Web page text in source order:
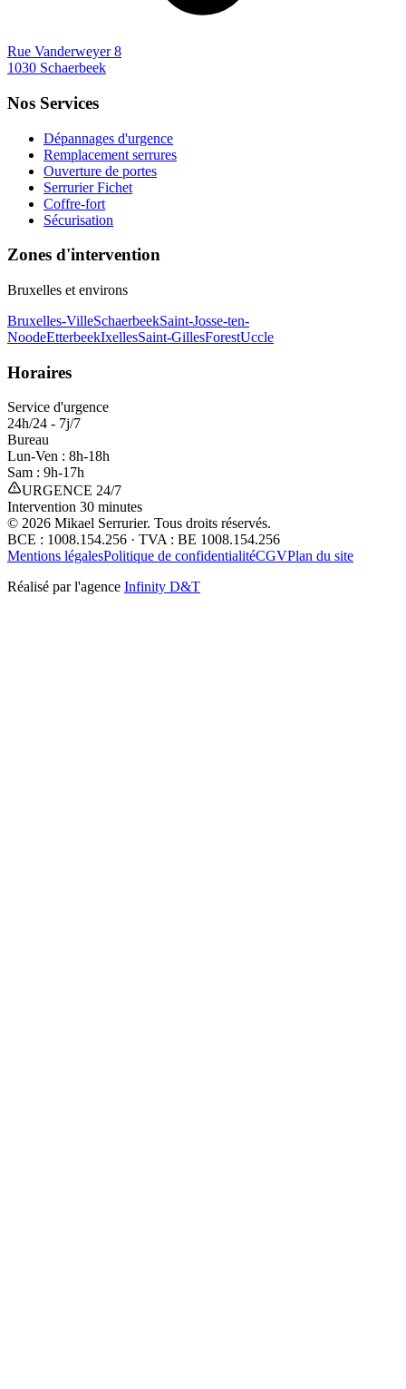
Rue Vanderweyer 8
1030 Schaerbeek
Nos Services
Dépannages d'urgence
Remplacement serrures
Ouverture de portes
Serrurier Fichet
Coffre-fort
Sécurisation
Zones d'intervention
Bruxelles et environs
Bruxelles-VilleSchaerbeekSaint-Josse-ten-
NoodeEtterbeekIxellesSaint-GillesForestUccle
Horaires
Service d'urgence
24h/24 - 7j/7
Bureau
Lun-Ven : 8h-18h
Sam : 9h-17h
URGENCE 24/7
Intervention 30 minutes
© 2026 Mikael Serrurier. Tous droits réservés.
BCE : 1008.154.256 · TVA : BE 1008.154.256
Mentions légalesPolitique de confidentialitéCGVPlan du site
Réalisé par l'agence Infinity D&T